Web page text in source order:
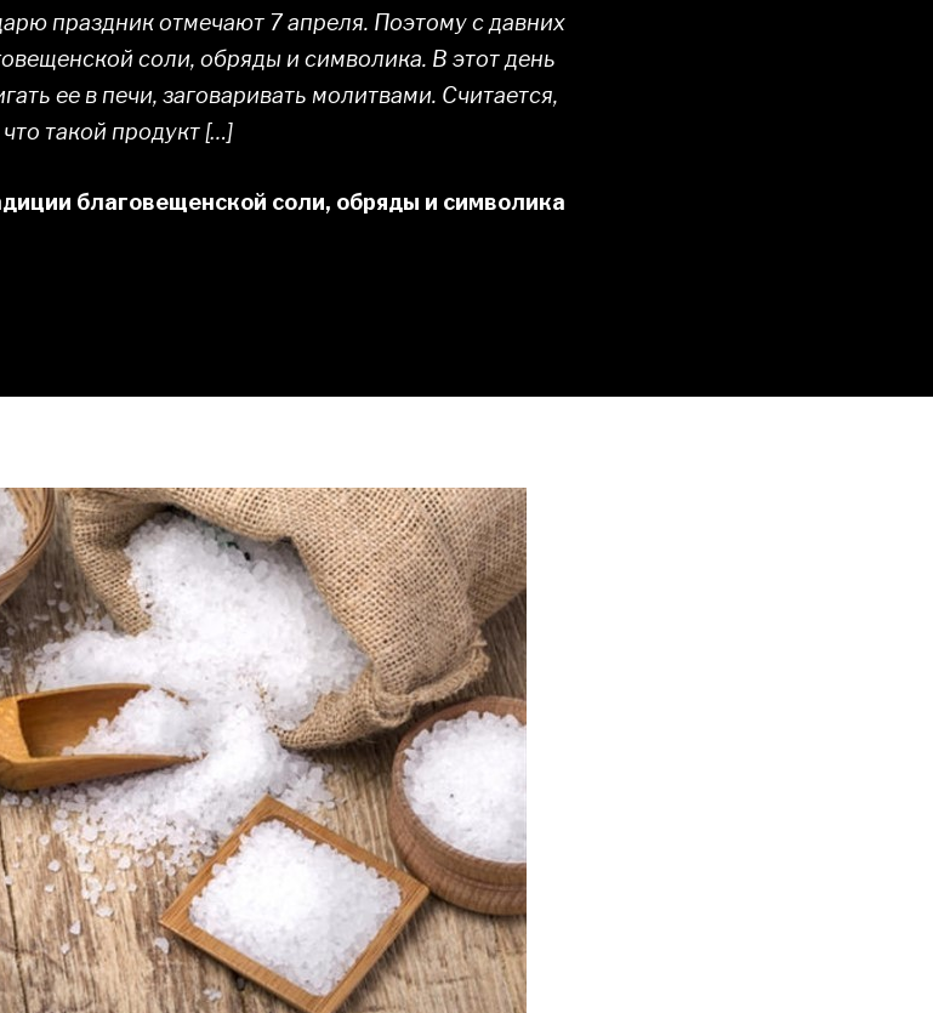
праздник отмечают 7 апреля. Поэтому с давних
соли, обряды и символика. В этот день
ее в печи, заговаривать молитвами. Считается,
что такой продукт […]
благовещенской соли, обряды и символика